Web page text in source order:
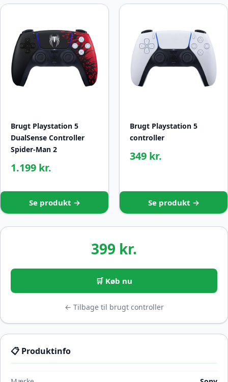
Brugt Playstation 5
DualSense Controller
Spider-Man 2
1.199 kr.
Se produkt →
Brugt Playstation 5
controller
349 kr.
Se produkt →
399 kr.
🛒 Køb nu
← Tilbage til brugt controller
📋 Produktinfo